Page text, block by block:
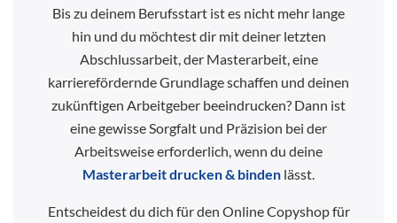
Bis zu deinem Berufsstart ist es nicht mehr lange
hin und du möchtest dir mit deiner letzten
Abschlussarbeit, der Masterarbeit, eine
karrierefördernde Grundlage schaffen und deinen
zukünftigen Arbeitgeber beeindrucken? Dann ist
eine gewisse Sorgfalt und Präzision bei der
Arbeitsweise erforderlich, wenn du deine
Masterarbeit drucken & binden lässt.
Entscheidest du dich für den Online Copyshop für